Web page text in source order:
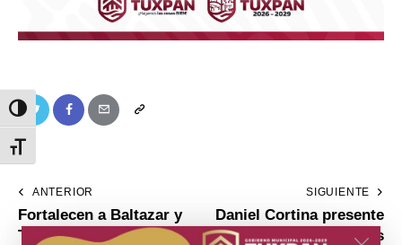
Toggle High Contrast
Toggle Font size
ANTERIOR
Fortalecen a Baltazar y
Tronconal de Herrera
SIGUIENTE
Daniel Cortina presente
en festejo de las y los